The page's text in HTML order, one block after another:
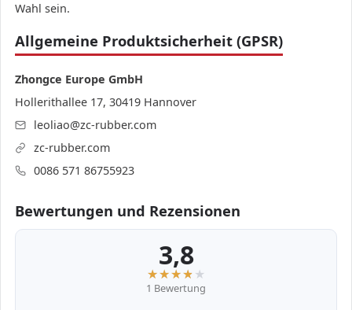
Wahl sein.
Allgemeine Produktsicherheit (GPSR)
Zhongce Europe GmbH
Hollerithallee 17, 30419 Hannover
leoliao@zc-rubber.com
zc-rubber.com
0086 571 86755923
Bewertungen und Rezensionen
3,8
1 Bewertung